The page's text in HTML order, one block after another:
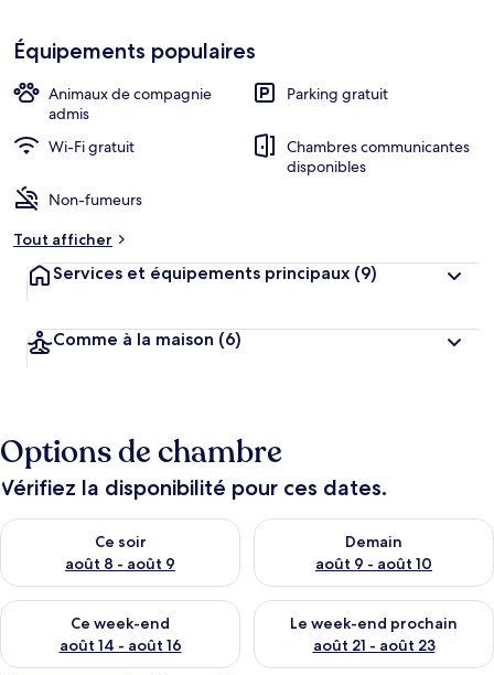
Équipements populaires
Animaux de compagnie
admis
Parking gratuit
Wi-Fi gratuit
Chambres communicantes
disponibles
Non-fumeurs
Tout afficher
Services et équipements principaux (9)
Comme à la maison (6)
Options de chambre
Vérifiez la disponibilité pour ces dates.
Ce soir
août 8 - août 9
Vérifier la disponibilité pour ce soir août 8 - août 9
Demain
août 9 - août 10
Vérifier la disponibilité pour
Ce week-end
août 14 - août 16
Vérifier la disponibilité pour ce week-end août 14 - août 16
Le week-end prochain
août 21 - août 23
Vérifier la disponibilité pour